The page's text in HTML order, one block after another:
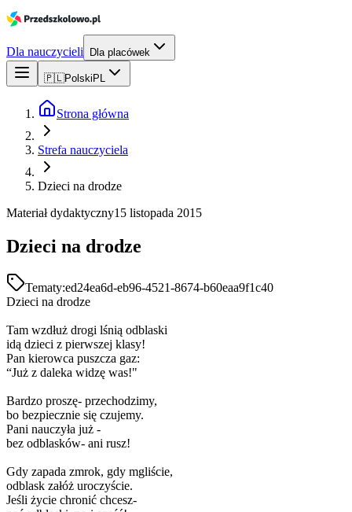
Dla nauczycieli Dla placówek
🇵🇱Polski PL
Strona główna
Strefa nauczyciela
Dzieci na drodze
Materiał dydaktyczny15 listopada 2015
Dzieci na drodze
Tematy:ed24ea6d-eb96-4521-8674-b60eaa9f1c40
Dzieci na drodze
Tam wzdłuż drogi lśnią odblaski
idą dzieci z pierwszej klasy!
Pan kierowca puszcza gaz:
“Już z daleka widzę was!"
Bardzo proszę- przechodzimy,
bo bezpiecznie się czujemy.
Pani nauczyła już -
bez odblasków- ani rusz!
Gdy zapada zmrok, gdy mgliście,
odblask załóż uroczyście.
Jeśli życie chronić chcesz-